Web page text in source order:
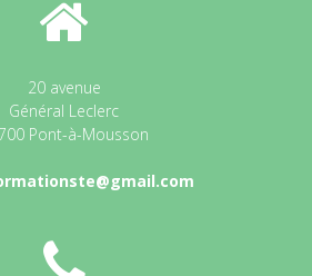
20 avenue
Général Leclerc
Pont-à-Mousson